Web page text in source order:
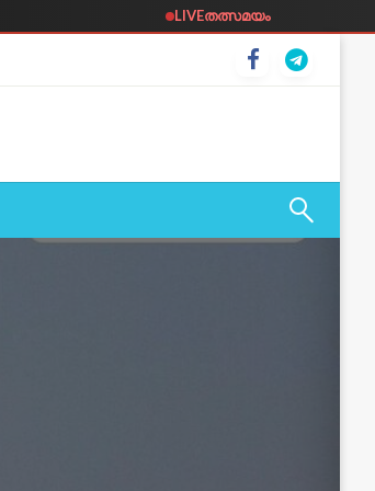
LIVEതത്സമയം